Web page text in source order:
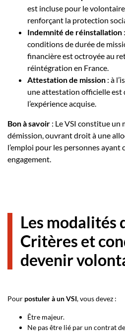
est incluse pour le
renforçant la protection
Indemnité de réinstallation
conditions de durée de
financière est octroyée au
réintégration en France.
Attestation de mission : à
une attestation officielle est
l’expérience acquise.
Bon à savoir : Le VSI constitue un
démission, ouvrant droit à une
l’emploi pour les personnes ayant
engagement.
Les modalités
Critères et
devenir
Pour postuler à un VSI, vous devez :
Être majeur.
Ne pas être lié par un contrat